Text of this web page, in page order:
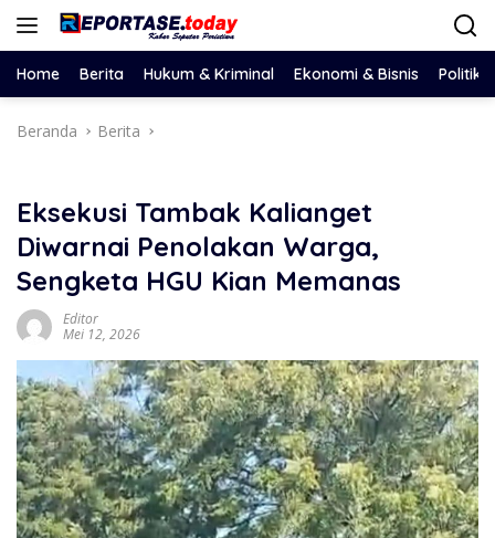
Langsung
Home Berita Hukum & Kriminal Ekonomi & Bisnis Politik
Beranda Berita
Eksekusi Tambak Kalianget
Diwarnai Penolakan Warga,
Sengketa HGU Kian Memanas
Editor
Mei 12, 2026